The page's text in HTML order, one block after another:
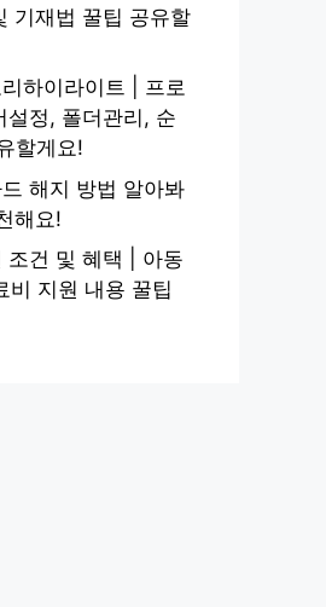
기재법 꿀팁 공유할
하이라이트 | 프로
설정, 폴더관리, 순
할게요!
해지 방법 알아봐
해요!
조건 및 혜택 | 아동
비 지원 내용 꿀팁